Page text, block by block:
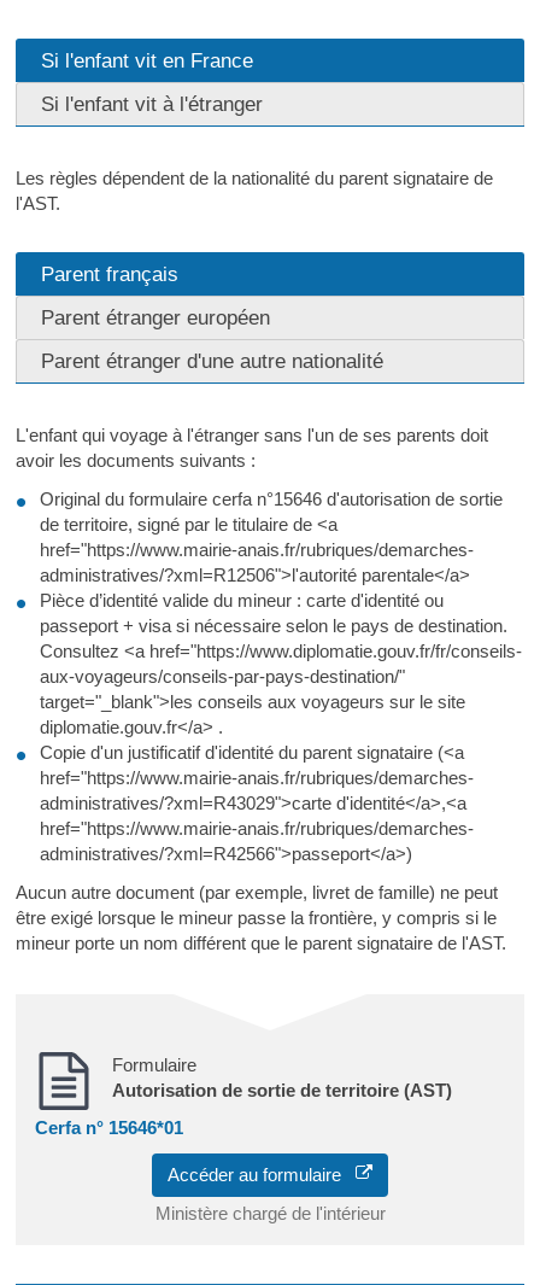
Si l'enfant vit en France
Si l'enfant vit à l'étranger
Les règles dépendent de la nationalité du parent signataire de
l'AST.
Parent français
Parent étranger européen
Parent étranger d'une autre nationalité
L'enfant qui voyage à l'étranger sans l'un de ses parents doit
avoir les documents suivants :
Original du formulaire cerfa n°15646 d'autorisation de sortie
de territoire, signé par le titulaire de <a
href="https://www.mairie-anais.fr/rubriques/demarches-
administratives/?xml=R12506">l'autorité parentale</a>
Pièce d’identité valide du mineur : carte d'identité ou
passeport + visa si nécessaire selon le pays de destination.
Consultez <a href="https://www.diplomatie.gouv.fr/fr/conseils-
aux-voyageurs/conseils-par-pays-destination/"
target="_blank">les conseils aux voyageurs sur le site
diplomatie.gouv.fr</a> .
Copie d'un justificatif d'identité du parent signataire (<a
href="https://www.mairie-anais.fr/rubriques/demarches-
administratives/?xml=R43029">carte d'identité</a>,<a
href="https://www.mairie-anais.fr/rubriques/demarches-
administratives/?xml=R42566">passeport</a>)
Aucun autre document (par exemple, livret de famille) ne peut
être exigé lorsque le mineur passe la frontière, y compris si le
mineur porte un nom différent que le parent signataire de l'AST.
Formulaire
Autorisation de sortie de territoire (AST)
Cerfa n° 15646*01
Accéder au formulaire
Ministère chargé de l'intérieur